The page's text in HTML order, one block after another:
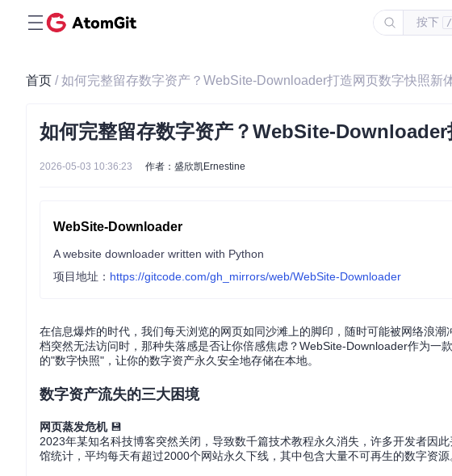
按下 /
首页 / 如何完整留存数字资产？WebSite-Downloader打造网页数字快照新
如何完整留存数字资产？WebSite-
2026-05-03 10:36:23 作者：盛欣凯Ernestine
WebSite-Downloader
A website downloader written with Python
项目地址： https://gitcode.com/gh_mirrors/web/WebSite-Downloader
在信息爆炸的时代，我们每天浏览的网页如同沙滩上的脚印，随时可能被网络浪
档突然无法访问时，那种失落感是否让你倍感焦虑？WebSite-Downloader作为一
的"数字快照"，让你的数字资产永久安全地存储在本地。
数字资产流失的三大困境
网页蒸发危机💾
2023年某知名科技博客突然关闭，导致数千篇技术教程永久消失，许多开发者因
馆统计，平均每天有超过2000个网站永久下线，其中包含大量不可再生的数字资源